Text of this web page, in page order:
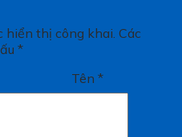
hiển thị công khai. Các
*
Tên*